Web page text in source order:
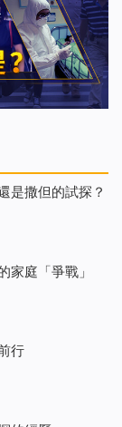
是撒但的試探？
家庭「爭戰」
行